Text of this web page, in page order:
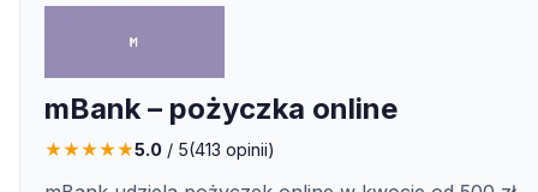
mBank – pożyczka online
★★★★★5.0 / 5(413 opinii)